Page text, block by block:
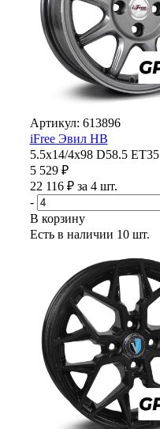
Артикул: 613896
iFree Эвил HB
5.5x14/4x98 D58.5 ET35
5 529 ₽
22 116 ₽ за 4 шт.
-
В корзину
Есть в наличии 10 шт.